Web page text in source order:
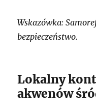
Wskazówka:
bezpieczeństwo.
Lokalny
akwenów